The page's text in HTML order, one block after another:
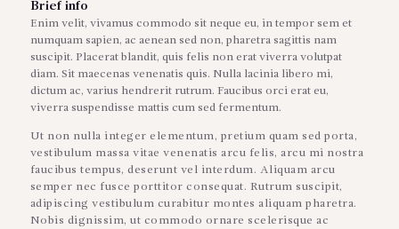
Brief info
Enim velit, vivamus commodo sit neque eu, in tempor sem et
numquam sapien, ac aenean sed non, pharetra sagittis nam
suscipit. Placerat blandit, quis felis non erat viverra volutpat
diam. Sit maecenas venenatis quis. Nulla lacinia libero mi,
dictum ac, varius hendrerit rutrum. Faucibus orci erat eu,
viverra suspendisse mattis cum sed fermentum.
Ut non nulla integer elementum, pretium quam sed porta,
vestibulum massa vitae venenatis arcu felis, arcu mi nostra
faucibus tempus, deserunt vel interdum. Aliquam arcu
semper nec fusce porttitor consequat. Rutrum suscipit,
adipiscing vestibulum curabitur montes aliquam pharetra.
Nobis dignissim, ut commodo ornare scelerisque ac